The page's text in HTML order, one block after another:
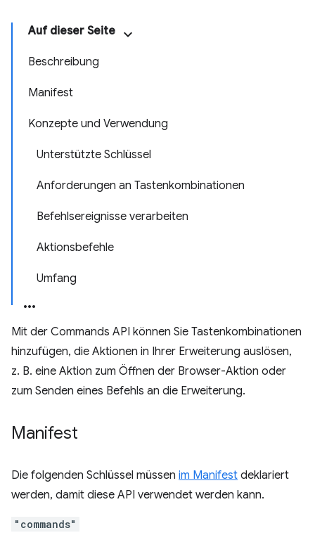
Auf dieser Seite
Beschreibung
Manifest
Konzepte und Verwendung
Unterstützte Schlüssel
Anforderungen an Tastenkombinationen
Befehlsereignisse verarbeiten
Aktionsbefehle
Umfang
Mit der Commands API können Sie Tastenkombinationen
hinzufügen, die Aktionen in Ihrer Erweiterung auslösen,
z. B. eine Aktion zum Öffnen der Browser-Aktion oder
zum Senden eines Befehls an die Erweiterung.
Manifest
Die folgenden Schlüssel müssen im Manifest deklariert
werden, damit diese API verwendet werden kann.
"commands"